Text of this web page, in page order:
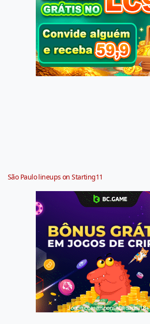
São Paulo lineups on Starting11
Jogue com responsabilidade. 18+